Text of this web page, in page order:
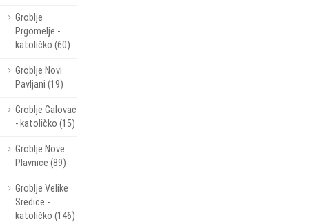
Groblje
Prgomelje -
katoličko (60)
Groblje Novi
Pavljani (19)
Groblje Galovac
- katoličko (15)
Groblje Nove
Plavnice (89)
Groblje Velike
Sredice -
katoličko (146)